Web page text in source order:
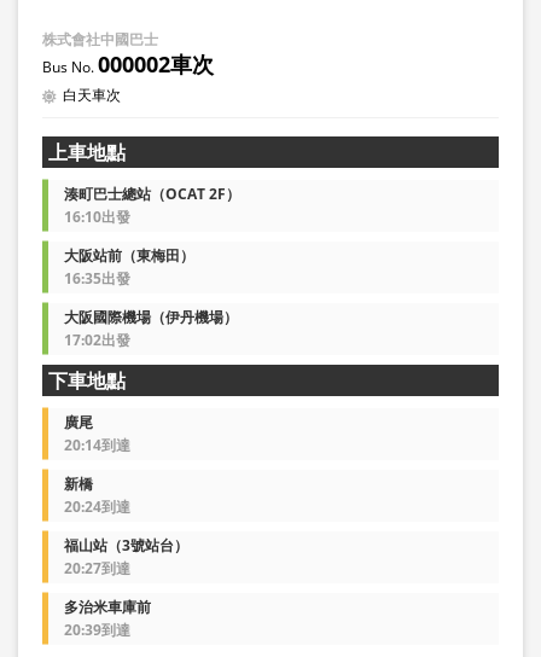
株式會社中國巴士
000002車次
白天車次
上車地點
湊町巴士總站（OCAT 2F）
16:10出發
大阪站前（東梅田）
16:35出發
大阪國際機場（伊丹機場）
17:02出發
下車地點
廣尾
20:14到達
新橋
20:24到達
福山站（3號站台）
20:27到達
多治米車庫前
20:39到達